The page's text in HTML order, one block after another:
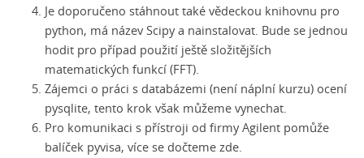
Je doporučeno stáhnout také vědeckou knihovnu pro
python, má název Scipya nainstalovat. Bude se jednou
hodit pro případ použití ještě složitějších
matematických funkcí (FFT).
Zájemci o práci s databázemi (není náplní kurzu) ocení
pysqlite, tento krok však můžeme vynechat.
Pro komunikaci s přístroji od firmy Agilent pomůže
balíček pyvisa, více se dočteme zde.